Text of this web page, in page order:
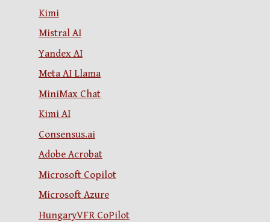
Kimi
Mistral AI
Yandex AI
Meta AI Llama
MiniMax Chat
Kimi AI
Consensus.ai
Adobe Acrobat
Microsoft Copilot
Microsoft Azure
HungaryVFR CoPilot